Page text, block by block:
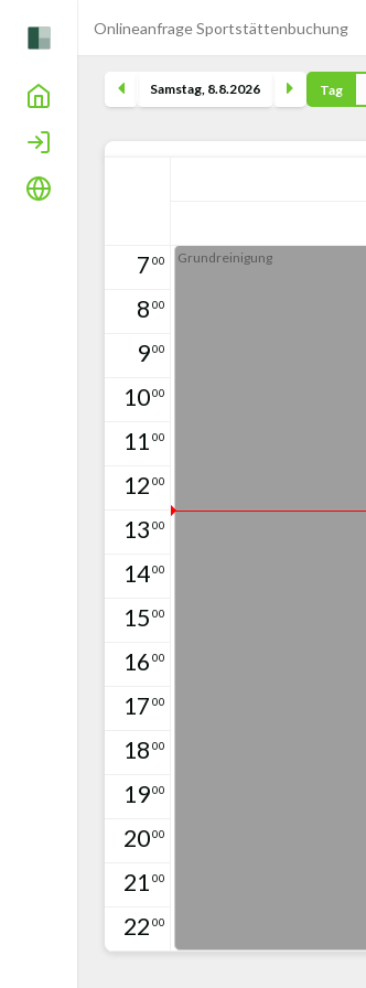
Home
Login
Onlineanfrage Sportstättenbuchung
Samstag, 8.8.2026 Tag
7 00
8 00
900
1000
11 00
12 00
13 00
1400
15 00
16 00
17 00
18 00
1900
2000
21 00
22 00
Grundreinigung